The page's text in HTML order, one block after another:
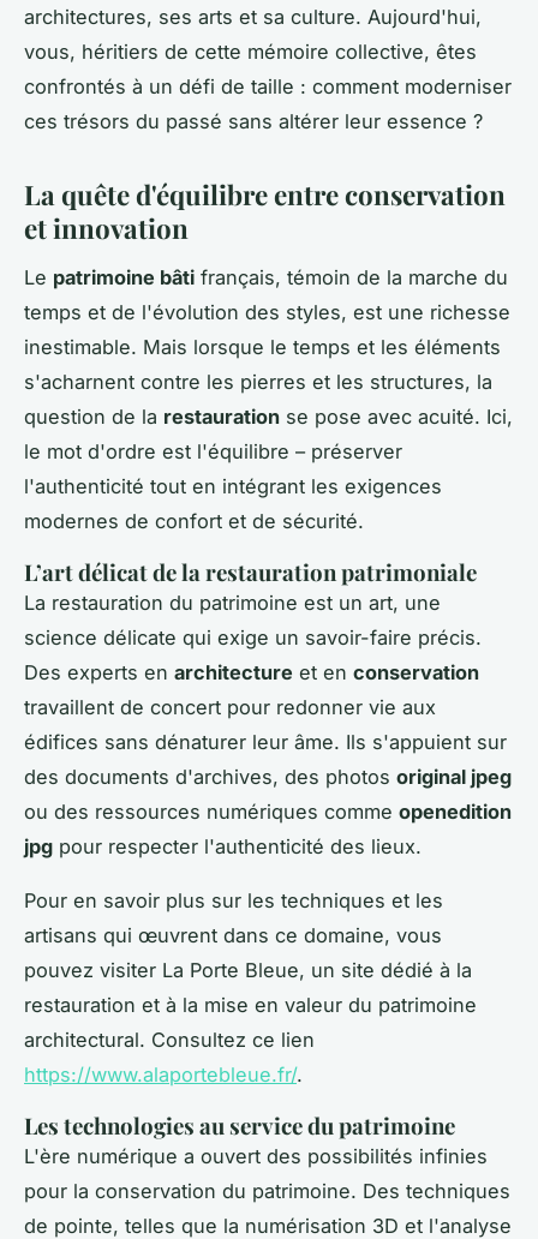
architectures, ses arts et sa culture. Aujourd'hui,
vous, héritiers de cette mémoire collective, êtes
confrontés à un défi de taille : comment moderniser
ces trésors du passé sans altérer leur essence ?
La quête d'équilibre entre conservation
et innovation
Le patrimoine bâti français, témoin de la marche du
temps et de l'évolution des styles, est une richesse
inestimable. Mais lorsque le temps et les éléments
s'acharnent contre les pierres et les structures, la
question de la restauration se pose avec acuité. Ici,
le mot d'ordre est l'équilibre – préserver
l'authenticité tout en intégrant les exigences
modernes de confort et de sécurité.
L’art délicat de la restauration patrimoniale
La restauration du patrimoine est un art, une
science délicate qui exige un savoir-faire précis.
Des experts en architecture et en conservation
travaillent de concert pour redonner vie aux
édifices sans dénaturer leur âme. Ils s'appuient sur
des documents d'archives, des photos original jpeg
ou des ressources numériques comme openedition
jpg pour respecter l'authenticité des lieux.
Pour en savoir plus sur les techniques et les
artisans qui œuvrent dans ce domaine, vous
pouvez visiter La Porte Bleue, un site dédié à la
restauration et à la mise en valeur du patrimoine
architectural. Consultez ce lien
https://www.alaportebleue.fr/.
Les technologies au service du patrimoine
L'ère numérique a ouvert des possibilités infinies
pour la conservation du patrimoine. Des techniques
de pointe, telles que la numérisation 3D et l'analyse